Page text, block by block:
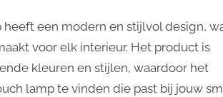
heeft een modern en stijlvol design,
voor elk interieur. Het product is
kleuren en stijlen, waardoor het
lamp te vinden die past bij jouw